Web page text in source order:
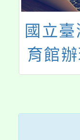
國立
育館
至114
服務
之研